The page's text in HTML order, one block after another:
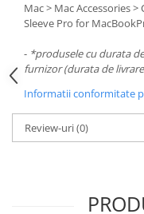
SSD
Carcase
Surse
Cooler
Mac > Mac Accessories
Sleeve Pro for
- *produsele cu durata
furnizor (durata de
Informatii conformitate
Review-uri(0)